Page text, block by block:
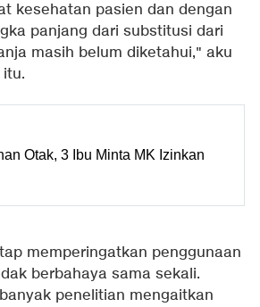
kesehatan pasien dan dengan
panjang dari substitusi dari
masih belum diketahui," aku
Otak, 3 Ibu Minta MK Izinkan
memperingatkan penggunaan
berbahaya sama sekali.
penelitian mengaitkan